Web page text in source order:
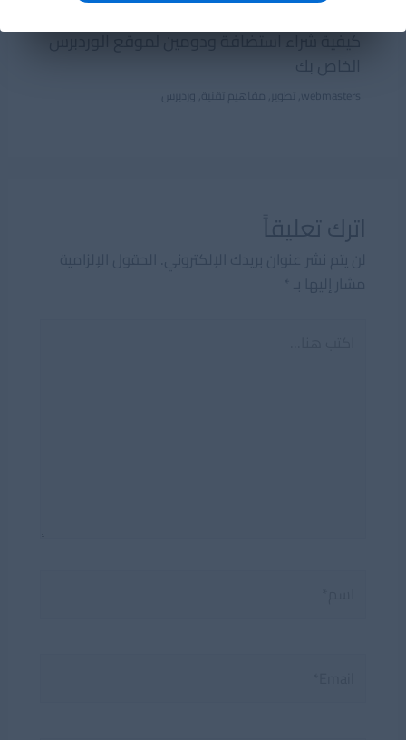
كيفية شراء استضافة ودومين لموقع الوردبرس
الخاص بك
webmasters تطوير مفاهيم تقنية وردبرس
اترك تعليقاً